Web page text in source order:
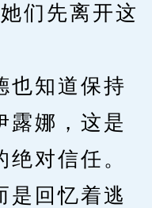
们先离开这
知道保持
露娜，这是
对信任。
回忆着逃